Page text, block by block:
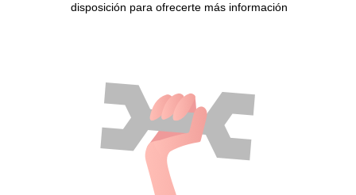
disposición para ofrecerte más información